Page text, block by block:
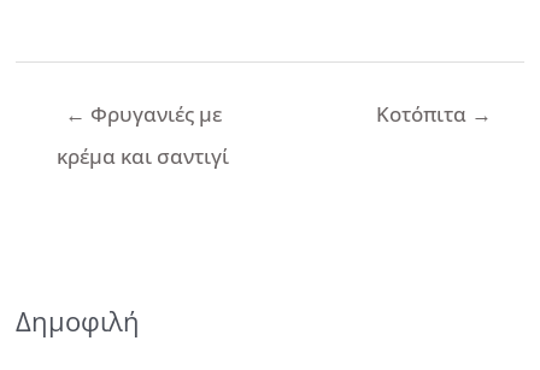
Πλοήγηση
← Φρυγανιές με
κρέμα και σαντιγί
Κοτόπιτα →
Δημοφιλή